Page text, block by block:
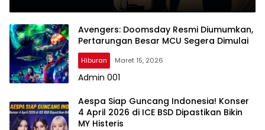
Avengers: Doomsday Resmi Diumumkan,
Pertarungan Besar MCU Segera Dimulai
Hiburan Maret 15, 2026
Admin 001
Aespa Siap Guncang Indonesia! Konser
4 April 2026 di ICE BSD Dipastikan Bikin
MY Histeris